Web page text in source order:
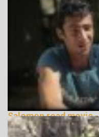
Salomon road movie
148670 Nézetek